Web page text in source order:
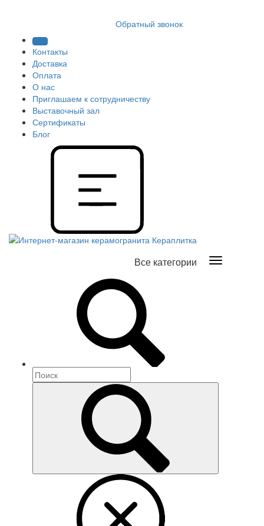
Обратный звонок
Контакты
Доставка
Оплата
О нас
Приглашаем к сотрудничеству
Выставочный зал
Сертификаты
Блог
Все категории